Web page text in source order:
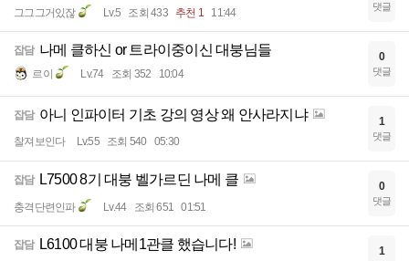
그그그거있잖 Lv.5 조회 433 추천 1 11:44 댓글
잡담 나메 클하신 or 트라이중이신 대붕님들
르이 Lv.74 조회 352 10:04
0
댓글
잡담 아니 인파이터 기초 강의 영상 왜 안사라지냐
찰져보인다 Lv.55 조회 540 05:30
1
댓글
잡담 L7500 8기 대붕 벨가르딘 나메 클
충격단련인파 Lv.44 조회 651 01:51
0
댓글
잡담 L6100 대붕 나메1관클 했습니다! 1